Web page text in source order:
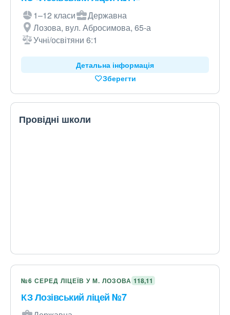
1–12 класи
Державна
Лозова, вул. Абросимова, 65-а
Учні/освітяни 6:1
Детальна інформація
Зберегти
Провідні школи
№6 СЕРЕД ЛІЦЕЇВ У М. ЛОЗОВА 118,11
КЗ Лозівський ліцей №7